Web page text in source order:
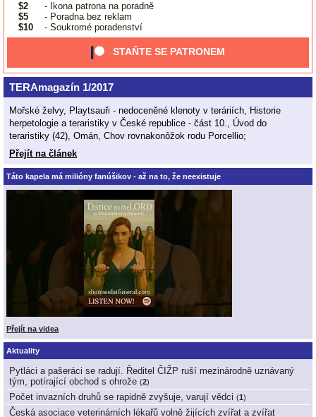
$2
- Ikona patrona na poradně
$5
- Poradna bez reklam
$10
- Soukromé poradenství
STAŇTE SE PATRONEM
TERAmagazín 1/2017
Mořské želvy, Playtsauři - nedoceněné klenoty v teráriích, Historie
herpetologie a teraristiky v České republice - část 10., Úvod do
teraristiky (42), Omán, Chov rovnakonôžok rodu Porcellio;
Přejít na článek
Táto kapela má milióny fanúšikov - až na to, že neexistuje
Přejít na videa
Aktuality
Pytláci a pašeráci se radují. Ředitel ČIŽP ruší mezinárodně uznávaný
tým, potírající obchod s ohrože (2)
Počet invazních druhů se rapidně zvyšuje, varují vědci (1 )
Česká asociace veterinárních lékařů volně žijících zvířat a zvířat